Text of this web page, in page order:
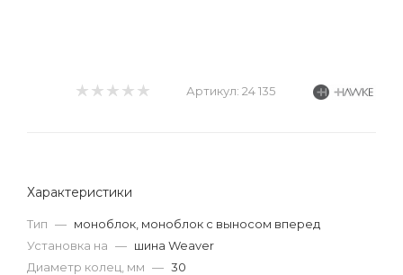
Артикул: 24 135
Характеристики
Тип — моноблок, моноблок с выносом вперед
Установка на — шина Weaver
Диаметр колец, мм — 30